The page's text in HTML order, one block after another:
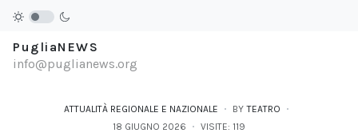
PugliaNEWS
info@puglianews.org
ATTUALITÀ REGIONALE E NAZIONALE BY TEATRO
18 GIUGNO 2026
VISITE: 119